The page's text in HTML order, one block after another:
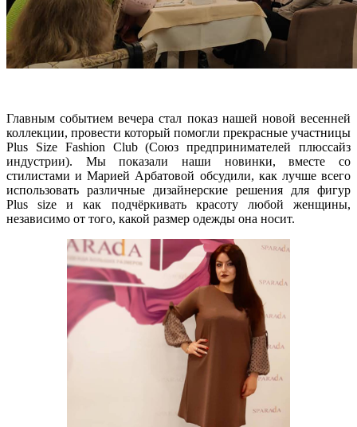
Главным событием вечера стал показ нашей новой весенней
коллекции, провести который помогли прекрасные участницы
Plus Size Fashion Club (Союз предпринимателей плюссайз
индустрии). Мы показали наши новинки, вместе со
стилистами и Марией Арбатовой обсудили, как лучше всего
использовать различные дизайнерские решения для фигур
Plus size и как подчёркивать красоту любой женщины,
независимо от того, какой размер одежды она носит.